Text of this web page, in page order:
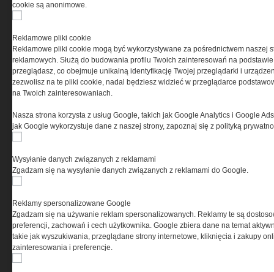
Ta witryna wykorzystuje pliki cookies do przechowywania
informacji na Twoim komputerze. Pliki cookies stosujemy
w celu świadczenia usług na najwyższym poziomie,
w tym w sposób dostosowany do indywidualnych potrzeb.
cookies oznacza, że będą one zamieszczane w Twoim
urządzeniu końcowym. W każdym momencie możesz
dokonać zmiany ustawień przeglądarki dotyczących
serwisu prosimy o zapoznanie się z naszą
prywatności
oraz informacją o cookies
cookie są anonimowe.
Reklamowe pliki cookie
Reklamowe pliki cookie mogą być wykorzystywane za pośrednictwem naszej
reklamowych. Służą do budowania profilu Twoich zainteresowań na
przeglądasz, co obejmuje unikalną identyfikację Twojej przeglądarki i
zezwolisz na te pliki cookie, nadal będziesz widzieć w przeglądarce
na Twoich zainteresowaniach.
Nasza strona korzysta z usług Google, takich jak Google Analytics i Google
jak Google wykorzystuje dane z naszej strony, zapoznaj się z polityką
Wysyłanie danych związanych z reklamami
Zgadzam się na wysyłanie danych związanych z reklamami do Google.
Reklamy spersonalizowane Google
Zgadzam się na używanie reklam spersonalizowanych. Reklamy te są
preferencji, zachowań i cech użytkownika. Google zbiera dane na temat
takie jak wyszukiwania, przeglądane strony internetowe, kliknięcia i zakupy
zainteresowania i preferencje.